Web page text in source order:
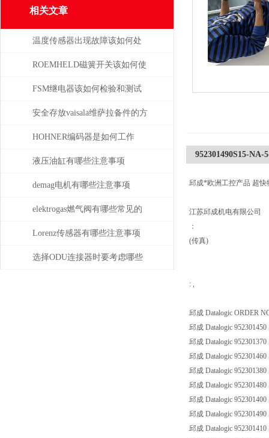
相关文章
温度传感器出现故障该如何处
理
ROEMHELD磁簧开关该如何使
干簧吸合？
FSM继电器该如何检验和测试
安全存放vaisala维萨拉备件的方
法，赶紧收藏！
HOHNER编码器是如何工作
的，有哪些类型？
液压油缸有哪些注意事项
demag电机有哪些注意事项
elektrogas燃气阀有哪些常见的
故障和问题
Lorenz传感器有哪些注意事项
选择ODU连接器时要考虑哪些
952301490S15-NA-
邱成*欧洲工控产品 超
江苏邱成机电有限公司
：
(传真)
: ,
邱成 Datalogic ORDER
邱成 Datalogic
邱成 Datalogic
邱成 Datalogic
邱成 Datalogic
邱成 Datalogic
邱成 Datalogic
邱成 Datalogic
邱成 Datalogic